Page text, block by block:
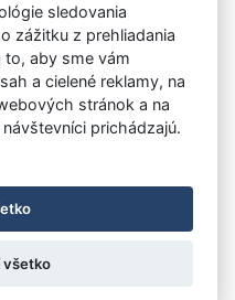
vecí a rodiny Revúca
vyhradené
do 31.12.2010
sledovania
zážitku z prehliadania
aby sme vám
a cielené reklamy, na
stránok a na
prichádzajú.
všetko